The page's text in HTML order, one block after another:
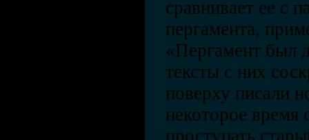
сравнивает ее с
пергамента,
«Пергамент был
тексты с них
поверху писали
некоторое время
проступать